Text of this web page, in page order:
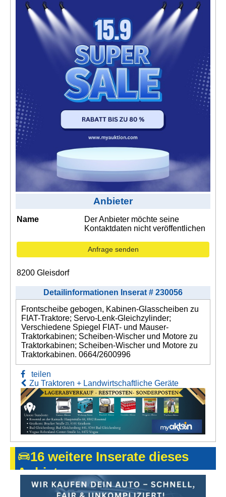
Kontakt
AGB, Nutzungsbedingungen
Anbieter
Name
Der Anbieter möchte seine
Kontaktdaten nicht veröffentlichen
Anfrage senden
8200 Gleisdorf
Detailinformationen Inserat # 230056
Frontscheibe gebogen, Kabinen-Glasscheiben zu
FIAT-Traktore; Servo-Lenk-Gleichzylinder;
Verschiedene Spiegel FIAT- und Mauser-
Traktorkabinen; Scheiben-Wischer und Motore zu
Traktorkabinen; Scheiben-Wischer und Motore zu
Traktorkabinen. 0664/2600996
teilen
Zu Traktoren + Landwirtschaftliche Geräte
16 weitere Inserate dieses
Anbieters